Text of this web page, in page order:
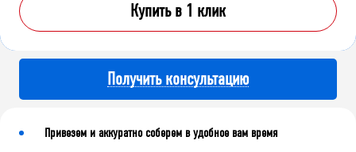
Купить в 1 клик
Получить консультацию
Привезем и аккуратно соберем в удобное вам время